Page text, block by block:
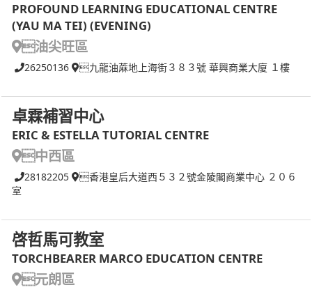
PROFOUND LEARNING EDUCATIONAL CENTRE
(YAU MA TEI) (EVENING)
油尖旺區
26250136 九龍油蔴地上海街３８３號 華興商業大廈 １樓
卓霖補習中心
ERIC & ESTELLA TUTORIAL CENTRE
中西區
28182205
香港皇后大道西５３２號金陵閣商業中心 ２０６
室
啓哲馬可教室
TORCHBEARER MARCO EDUCATION CENTRE
元朗區